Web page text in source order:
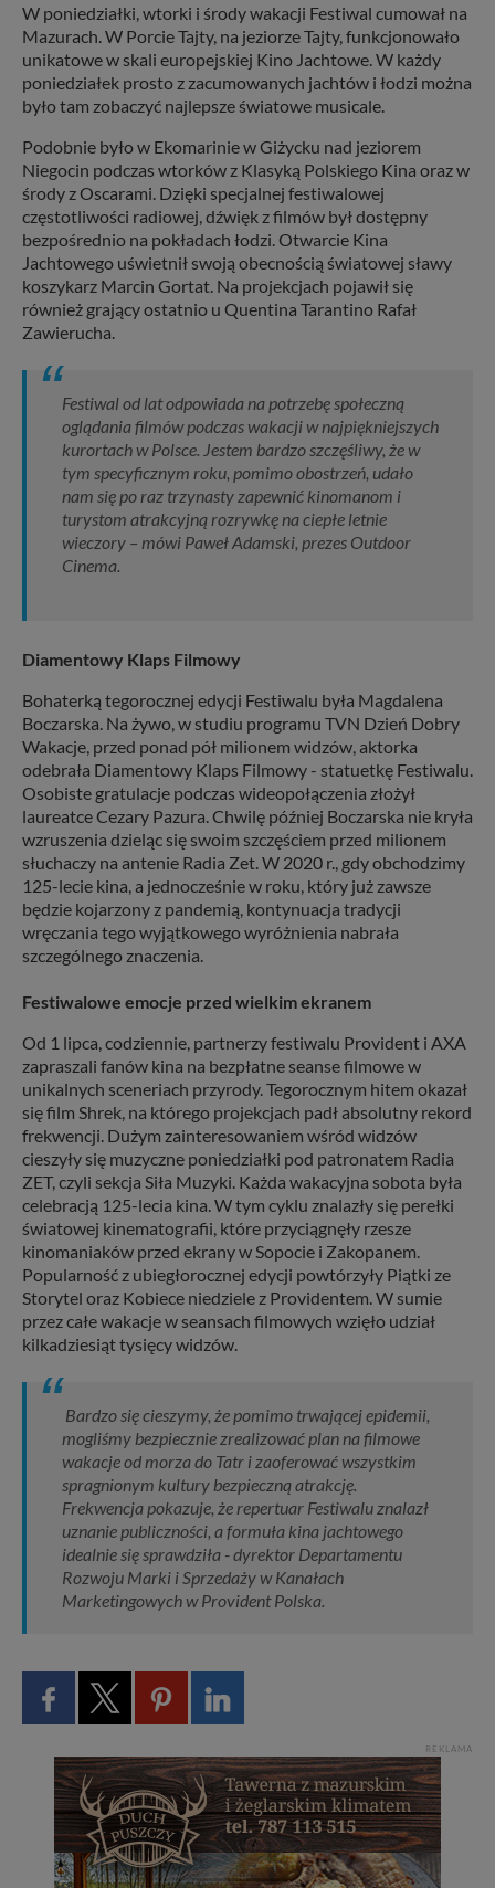
W poniedziałki, wtorki i środy wakacji Festiwal cumował na
Mazurach. W Porcie Tajty, na jeziorze Tajty, funkcjonowało
unikatowe w skali europejskiej Kino Jachtowe. W każdy
poniedziałek prosto z zacumowanych jachtów i łodzi można
było tam zobaczyć najlepsze światowe musicale.
Podobnie było w Ekomarinie w Giżycku nad jeziorem
Niegocin podczas wtorków z Klasyką Polskiego Kina oraz w
środy z Oscarami. Dzięki specjalnej festiwalowej
częstotliwości radiowej, dźwięk z filmów był dostępny
bezpośrednio na pokładach łodzi. Otwarcie Kina
Jachtowego uświetnił swoją obecnością światowej sławy
koszykarz Marcin Gortat. Na projekcjach pojawił się
również grający ostatnio u Quentina Tarantino Rafał
Zawierucha.
Festiwal od lat odpowiada na potrzebę społeczną
oglądania filmów podczas wakacji w najpiękniejszych
kurortach w Polsce. Jestem bardzo szczęśliwy, że w
tym specyficznym roku, pomimo obostrzeń, udało
nam się po raz trzynasty zapewnić kinomanom i
turystom atrakcyjną rozrywkę na ciepłe letnie
wieczory – mówi Paweł Adamski, prezes Outdoor
Cinema.
Diamentowy Klaps Filmowy
Bohaterką tegorocznej edycji Festiwalu była Magdalena
Boczarska. Na żywo, w studiu programu TVN Dzień Dobry
Wakacje, przed ponad pół milionem widzów, aktorka
odebrała Diamentowy Klaps Filmowy - statuetkę Festiwalu.
Osobiste gratulacje podczas wideopołączenia złożył
laureatce Cezary Pazura. Chwilę później Boczarska nie kryła
wzruszenia dzieląc się swoim szczęściem przed milionem
słuchaczy na antenie Radia Zet. W 2020 r., gdy obchodzimy
125-lecie kina, a jednocześnie w roku, który już zawsze
będzie kojarzony z pandemią, kontynuacja tradycji
wręczania tego wyjątkowego wyróżnienia nabrała
szczególnego znaczenia.
Festiwalowe emocje przed wielkim ekranem
Od 1 lipca, codziennie, partnerzy festiwalu Provident i AXA
zapraszali fanów kina na bezpłatne seanse filmowe w
unikalnych sceneriach przyrody. Tegorocznym hitem okazał
się film Shrek, na którego projekcjach padł absolutny rekord
frekwencji. Dużym zainteresowaniem wśród widzów
cieszyły się muzyczne poniedziałki pod patronatem Radia
ZET, czyli sekcja Siła Muzyki. Każda wakacyjna sobota była
celebracją 125-lecia kina. W tym cyklu znalazły się perełki
światowej kinematografii, które przyciągnęły rzesze
kinomaniaków przed ekrany w Sopocie i Zakopanem.
Popularność z ubiegłorocznej edycji powtórzyły Piątki ze
Storytel oraz Kobiece niedziele z Providentem. W sumie
przez całe wakacje w seansach filmowych wzięło udział
kilkadziesiąt tysięcy widzów.
Bardzo się cieszymy, że pomimo trwającej epidemii,
mogliśmy bezpiecznie zrealizować plan na filmowe
wakacje od morza do Tatr i zaoferować wszystkim
spragnionym kultury bezpieczną atrakcję.
Frekwencja pokazuje, że repertuar Festiwalu znalazł
uznanie publiczności, a formuła kina jachtowego
idealnie się sprawdziła - dyrektor Departamentu
Rozwoju Marki i Sprzedaży w Kanałach
Marketingowych w Provident Polska.
REKLAMA